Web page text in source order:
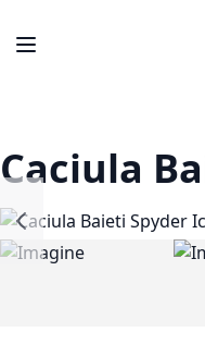
Comutare în navigare
Caciula